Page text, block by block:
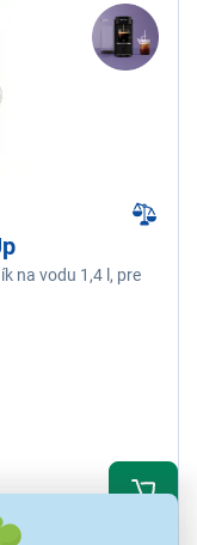
na vodu 1,4 l, pre